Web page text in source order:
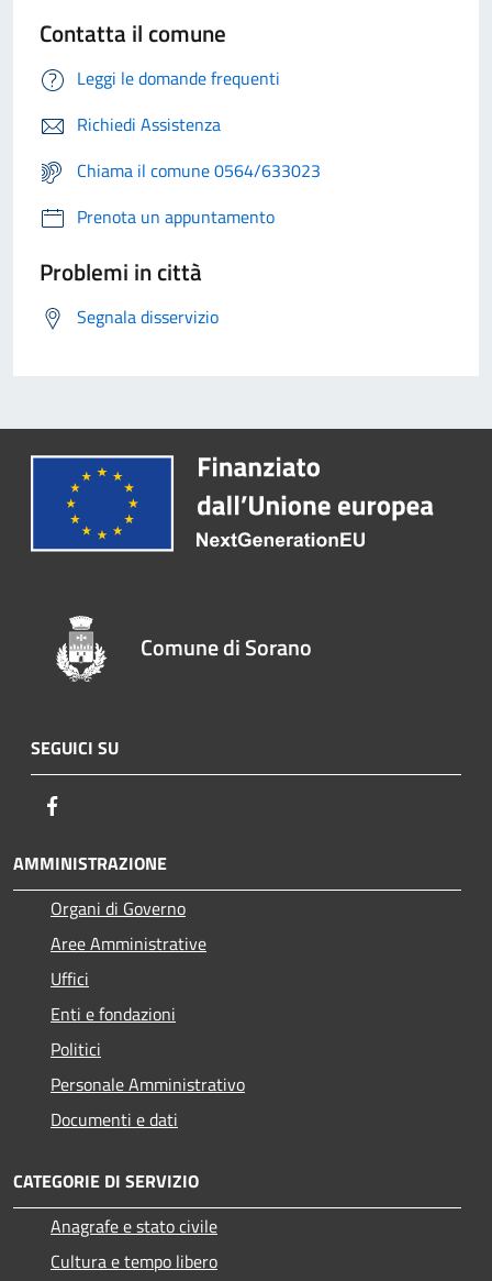
Contatta il comune
Leggi le domande frequenti
Richiedi Assistenza
Chiama il comune 0564/633023
Prenota un appuntamento
Problemi in città
Segnala disservizio
Comune di Sorano
SEGUICI SU
AMMINISTRAZIONE
Organi di Governo
Aree Amministrative
Uffici
Enti e fondazioni
Politici
Personale Amministrativo
Documenti e dati
CATEGORIE DI SERVIZIO
Anagrafe e stato civile
Cultura e tempo libero